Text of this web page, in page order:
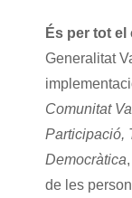
És per tot
Generalitat
Comunitat
Participació,
Democràtica
de les